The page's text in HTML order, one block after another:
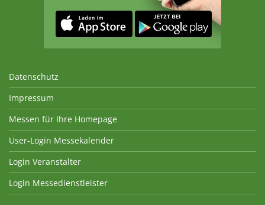
Datenschutz
Impressum
Messen für Ihre Homepage
User-Login Messekalender
Login Veranstalter
Login Messedienstleister